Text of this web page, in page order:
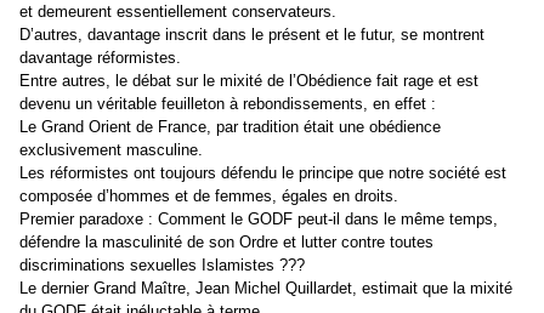
et demeurent essentiellement conservateurs.
D’autres, davantage inscrit dans le présent et le futur, se montrent
davantage réformistes.
Entre autres, le débat sur le mixité de l’Obédience fait rage et est
devenu un véritable feuilleton à rebondissements, en effet :
Le Grand Orient de France, par tradition était une obédience
exclusivement masculine.
Les réformistes ont toujours défendu le principe que notre société est
composée d’hommes et de femmes, égales en droits.
Premier paradoxe : Comment le GODF peut-il dans le même temps,
défendre la masculinité de son Ordre et lutter contre toutes
discriminations sexuelles Islamistes ???
Le dernier Grand Maître, Jean Michel Quillardet, estimait que la mixité